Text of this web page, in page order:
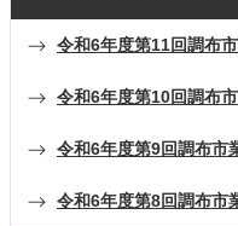
令和6年度第11回調布
令和6年度第10回調布
令和6年度第9回調布市
令和6年度第8回調布市